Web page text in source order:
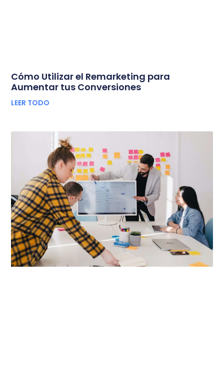
Cómo Utilizar el Remarketing para
Aumentar tus Conversiones
LEER TODO